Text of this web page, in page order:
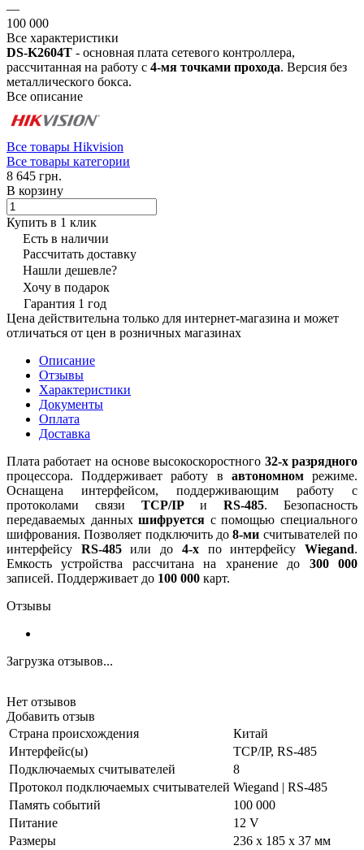
—
100 000
Все характеристики
DS-K2604T - основная плата сетевого контроллера,
рассчитанная на работу с 4-мя точками прохода. Версия без
металлического бокса.
Все описание
Все товары Hikvision
Все товары категории
8 645 грн.
В корзину
Купить в 1 клик
Есть в наличии
Рассчитать доставку
Нашли дешевле?
Хочу в подарок
Гарантия 1 год
Цена действительна только для интернет-магазина и может
отличаться от цен в розничных магазинах
Описание
Отзывы
Характеристики
Документы
Оплата
Доставка
Плата работает на основе высокоскоростного 32-х разрядного
процессора. Поддерживает работу в автономномрежиме.
Оснащена интерфейсом, поддерживающим работу с
протоколами связи TCP/IPиRS-485. Безопасность
передаваемых данныхшифруется с помощью специального
шифрования. Позволяет подключить до8-ми считывателей по
интерфейсу RS-485или до 4-хпо интерфейсуWiegand.
Емкость устройства рассчитана на хранение до 300 000
записей. Поддерживает до 100 000 карт.
Отзывы
Загрузка отзывов...
Нет отзывов
Добавить отзыв
Страна происхождения
Китай
Интерфейс(ы)
TCP/IP, RS-485
Подключаемых считывателей
8
Протокол подключаемых считывателей Wiegand | RS-485
Память событий
100 000
Питание
12 V
Размеры
236 х 185 х 37 мм